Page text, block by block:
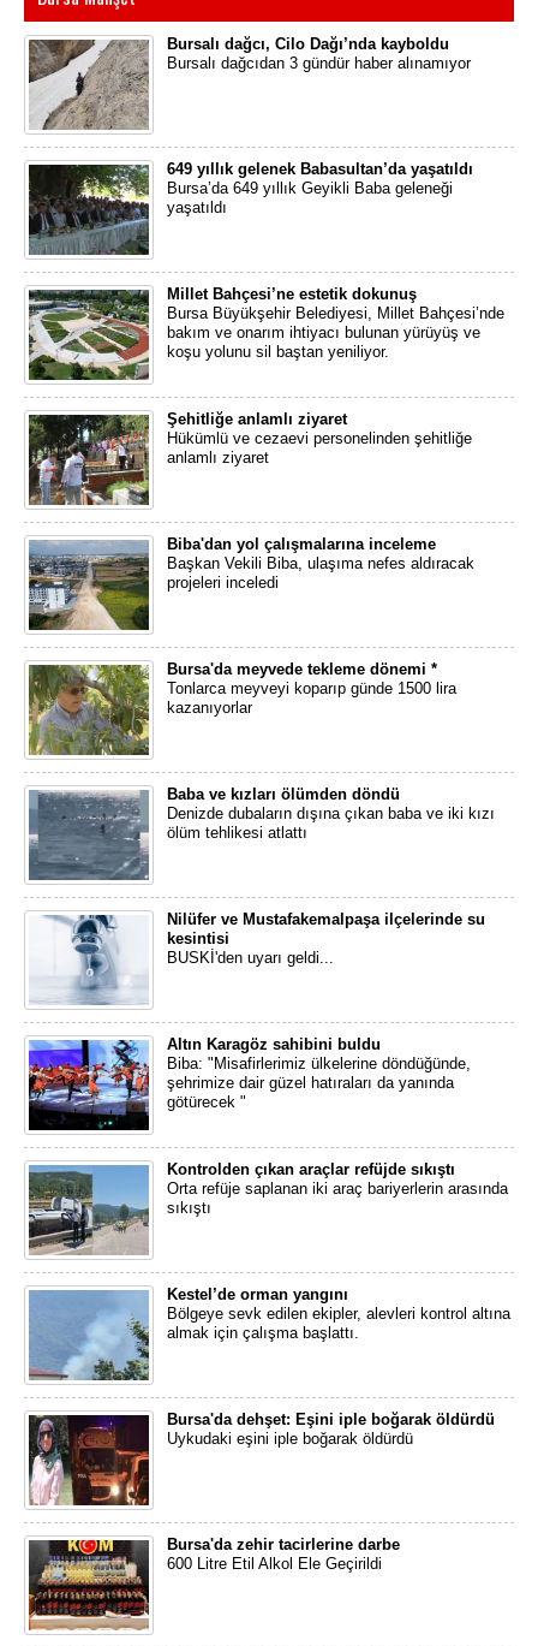
Bursalı dağcı, Cilo Dağı’nda kayboldu
Bursalı dağcıdan 3 gündür haber alınamıyor
649 yıllık gelenek Babasultan’da yaşatıldı
Bursa’da 649 yıllık Geyikli Baba geleneği
yaşatıldı
Millet Bahçesi’ne estetik dokunuş
Bursa Büyükşehir Belediyesi, Millet Bahçesi’nde
bakım ve onarım ihtiyacı bulunan yürüyüş ve
koşu yolunu sil baştan yeniliyor.
Şehitliğe anlamlı ziyaret
Hükümlü ve cezaevi personelinden şehitliğe
anlamlı ziyaret
Biba'dan yol çalışmalarına inceleme
Başkan Vekili Biba, ulaşıma nefes aldıracak
projeleri inceledi
Bursa'da meyvede tekleme dönemi *
Tonlarca meyveyi koparıp günde 1500 lira
kazanıyorlar
Baba ve kızları ölümden döndü
Denizde dubaların dışına çıkan baba ve iki kızı
ölüm tehlikesi atlattı
Nilüfer ve Mustafakemalpaşa ilçelerinde su
kesintisi
BUSKİ'den uyarı geldi...
Altın Karagöz sahibini buldu
Biba: "Misafirlerimiz ülkelerine döndüğünde,
şehrimize dair güzel hatıraları da yanında
götürecek "
Kontrolden çıkan araçlar refüjde sıkıştı
Orta refüje saplanan iki araç bariyerlerin arasında
sıkıştı
Kestel’de orman yangını
Bölgeye sevk edilen ekipler, alevleri kontrol altına
almak için çalışma başlattı.
Bursa'da dehşet: Eşini iple boğarak öldürdü
Uykudaki eşini iple boğarak öldürdü
Bursa'da zehir tacirlerine darbe
600 Litre Etil Alkol Ele Geçirildi